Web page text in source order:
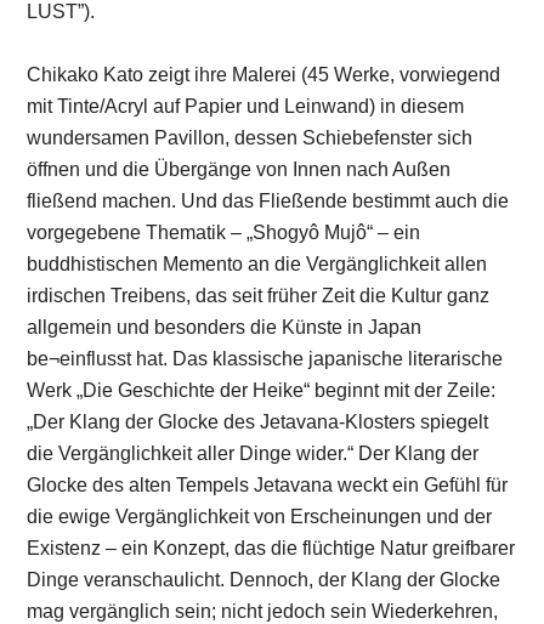
LUST”).
Chikako Kato zeigt ihre Malerei (45 Werke, vorwiegend
mit Tinte/Acryl auf Papier und Leinwand) in diesem
wundersamen Pavillon, dessen Schiebefenster sich
öffnen und die Übergänge von Innen nach Außen
fließend machen. Und das Fließende bestimmt auch die
vorgegebene Thematik – „Shogyô Mujô“ – ein
buddhistischen Memento an die Vergänglichkeit allen
irdischen Treibens, das seit früher Zeit die Kultur ganz
allgemein und besonders die Künste in Japan
be¬einflusst hat. Das klassische japanische literarische
Werk „Die Geschichte der Heike“ beginnt mit der Zeile:
„Der Klang der Glocke des Jetavana-Klosters spiegelt
die Vergänglichkeit aller Dinge wider.“ Der Klang der
Glocke des alten Tempels Jetavana weckt ein Gefühl für
die ewige Vergänglichkeit von Erscheinungen und der
Existenz – ein Konzept, das die flüchtige Natur greifbarer
Dinge veranschaulicht. Dennoch, der Klang der Glocke
mag vergänglich sein; nicht jedoch sein Wiederkehren,